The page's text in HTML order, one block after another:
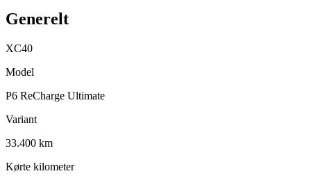
Generelt
XC40
Model
P6 ReCharge Ultimate
Variant
33.400 km
Kørte kilometer